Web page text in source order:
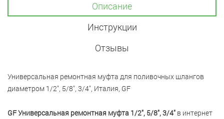
Описание
Инструкции
Отзывы
Универсальная ремонтная муфта для поливочных шлангов
диаметром 1/2", 5/8", 3/4", Италия, GF
GF Универсальная ремонтная муфта 1/2", 5/8", 3/4" в интернет